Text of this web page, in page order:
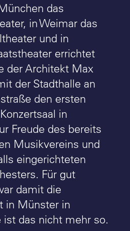
das
in Weimar das
und in
errichtet
der Architekt Max
der Stadthalle an
den ersten
in
Freude des bereits
Musikvereins und
eingerichteten
Für gut
damit die
in Münster in
ist das nicht mehr so.